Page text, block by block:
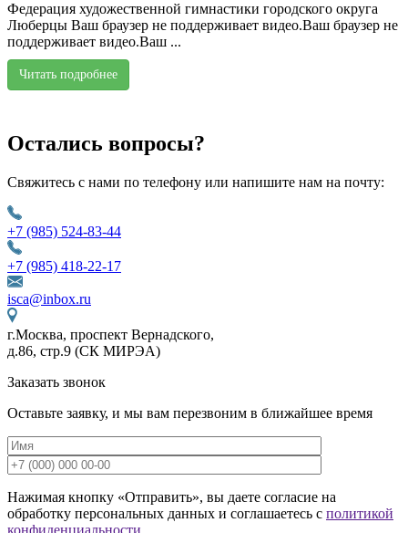
Федерация художественной гимнастики городского округа
Люберцы Ваш браузер не поддерживает видео.Ваш браузер не
поддерживает видео.Ваш ...
Читать подробнее
Остались вопросы?
Свяжитесь с нами по телефону или напишите нам на почту:
+7 (985) 524-83-44
+7 (985) 418-22-17
isca@inbox.ru
г.Москва, проспект Вернадского,
д.86, стр.9 (СК МИРЭА)
Заказать звонок
Оставьте заявку, и мы вам перезвоним в ближайшее время
Нажимая кнопку «Отправить», вы даете согласие на
обработку персональных данных и соглашаетесь с политикой
конфиденциальности